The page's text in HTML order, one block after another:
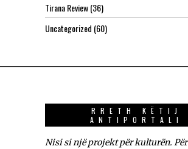
Tirana Review(36)
Uncategorized (60)
RRETH KËTIJ
ANTIPORTALI
Nisi si një projekt për kulturën. Për